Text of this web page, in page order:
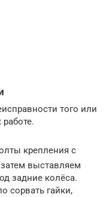
того или
крепления с
выставляем
задние колёса.
сорвать гайки,